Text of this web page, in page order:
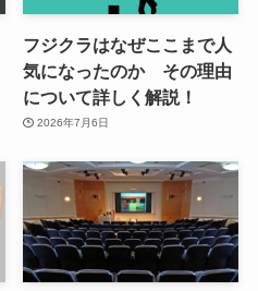
フジクラはなぜここまで人
気になったのか その理由
について詳しく解説！
2026年7月6日